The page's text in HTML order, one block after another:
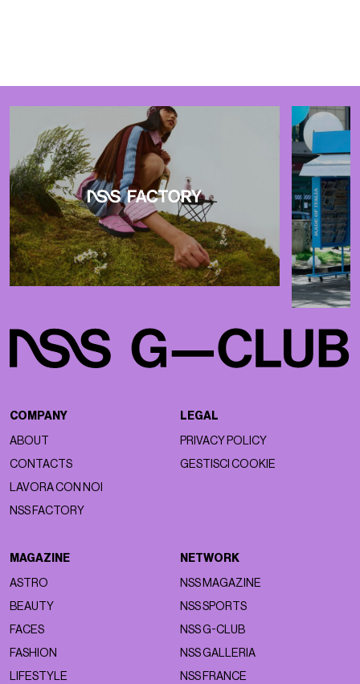
COMPANY
ABOUT
CONTACTS
LAVORA CON NOI
NSS FACTORY
LEGAL
PRIVACY POLICY
GESTISCI COOKIE
MAGAZINE
ASTRO
BEAUTY
FACES
FASHION
LIFESTYLE
NETWORK
NSS MAGAZINE
NSS SPORTS
NSS G-CLUB
NSS GALLERIA
NSS FRANCE